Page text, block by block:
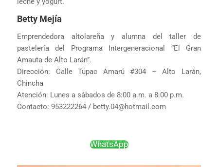
Betty Mejía
Emprendedora altolareña y alumna del taller de
pastelería del Programa Intergeneracional “El Gran
Amauta de Alto Larán”.
Dirección: Calle Túpac Amarú #304 – Alto Larán,
Chincha
Atención: Lunes a sábados de 8:00 a.m. a 8:00 p.m.
Contacto: 953222264 / betty.04@hotmail.com
WhatsApp